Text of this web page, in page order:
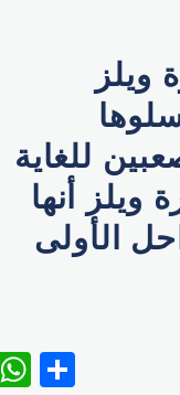
ويلز
للغاية
أنها
الأولى
WhatsApp